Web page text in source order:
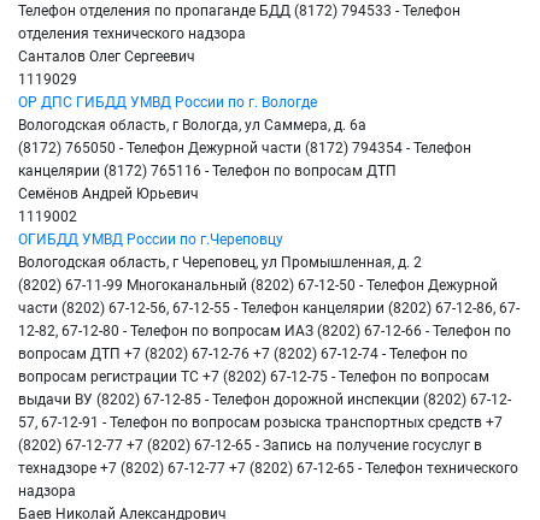
Телефон отделения по пропаганде БДД (8172) 794533 - Телефон
отделения технического надзора
Санталов Олег Сергеевич
1119029
ОР ДПС ГИБДД УМВД России по г. Вологде
Вологодская область, г Вологда, ул Саммера, д. 6а
(8172) 765050 - Телефон Дежурной части (8172) 794354 - Телефон
канцелярии (8172) 765116 - Телефон по вопросам ДТП
Семёнов Андрей Юрьевич
1119002
ОГИБДД УМВД России по г.Череповцу
Вологодская область, г Череповец, ул Промышленная, д. 2
(8202) 67-11-99 Многоканальный (8202) 67-12-50 - Телефон Дежурной
части (8202) 67-12-56, 67-12-55 - Телефон канцелярии (8202) 67-12-86, 67-
12-82, 67-12-80 - Телефон по вопросам ИАЗ (8202) 67-12-66 - Телефон по
вопросам ДТП +7 (8202) 67-12-76 +7 (8202) 67-12-74 - Телефон по
вопросам регистрации ТС +7 (8202) 67-12-75 - Телефон по вопросам
выдачи ВУ (8202) 67-12-85 - Телефон дорожной инспекции (8202) 67-12-
57, 67-12-91 - Телефон по вопросам розыска транспортных средств +7
(8202) 67-12-77 +7 (8202) 67-12-65 - Запись на получение госуслуг в
технадзоре +7 (8202) 67-12-77 +7 (8202) 67-12-65 - Телефон технического
надзора
Баев Николай Александрович